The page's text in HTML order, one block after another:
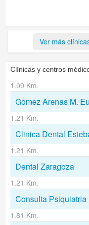
Ver más
Clínicas y centros
1.09 Km.
Gomez Arenas M.
1.21 Km.
Clinica Dental
1.21 Km.
Dental Zaragoza
1.21 Km.
Consulta Psiquiatria
1.81 Km.